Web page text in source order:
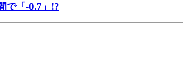
で「-0.7」!?